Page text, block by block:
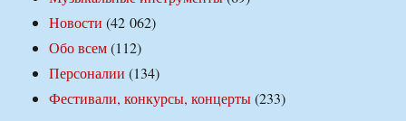
Новости (42 062)
Обо всем(112)
Персоналии (134)
Фестивали, конкурсы, концерты(233)